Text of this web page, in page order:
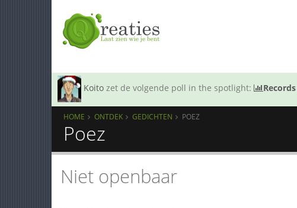
Koito zet de volgende poll in the spotlight:
HOME ONTDEK GEDICHTEN POEZ
Poez
Niet openbaar